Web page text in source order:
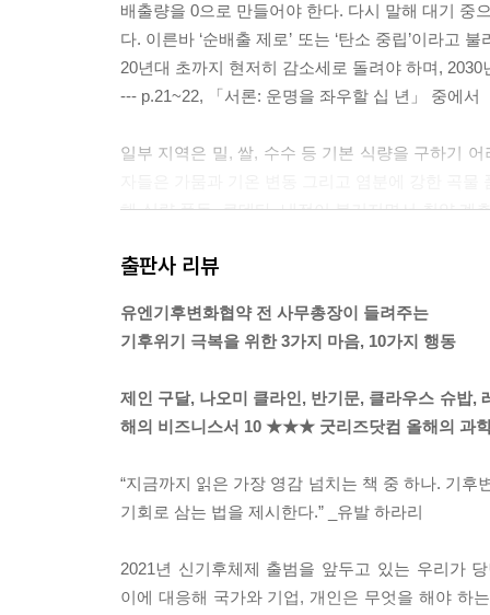
배출량을 0으로 만들어야 한다. 다시 말해 대기 중
다. 이른바 ‘순배출 제로’ 또는 ‘탄소 중립’이라고
20년대 초까지 현저히 감소세로 돌려야 하며,
--- p.21~22, 「서론: 운명을 좌우할 십 년」 중에서
일부 지역은 밀, 쌀, 수수 등 기본 식량을 구하기
해 식량 폭동, 쿠데타, 내전이 불거지면서 취약 계
--- p.42~43, 「2장 우리가 만들고 있는 세상」 중에
이제 세계인은 한배에 탔다는 인식을 확실히 하
지는 시간이 좀 걸렸지만, 지금 태평양 섬나라들
대정신이 크게 변했다. 우리가 세상을 바라보는
--- p.58, 「3장 우리가 만들어야 할 세상」 중에서
우리가 새로 나아갈 길은 패배주의를 넘어 낙관
순환형 경제로, 사익에서 공익으로, 단기적 사고
--- p.67, 「4장 어떤 사람이 될 것인가」 중에서
출판사 리뷰
유엔기후변화협약 전 사무총장이 들려주는
기후위기 극복을 위한 3가지 마음, 10가지 행동
제인 구달, 나오미 클라인, 반기문, 클라우스 슈
해의 비즈니스서 10 ★★★ 굿리즈닷컴 올해의
“지금까지 읽은 가장 영감 넘치는 책 중 하나. 기
기회로 삼는 법을 제시한다.” _유발 하라리
2021년 신기후체제 출범을 앞두고 있는 우리가
이에 대응해 국가와 기업, 개인은 무엇을 해야 하